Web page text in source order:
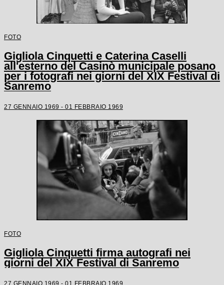
FOTO
Gigliola Cinquetti e Caterina Caselli
all'esterno del Casinò municipale posano
per i fotografi nei giorni del XIX Festival di
Sanremo
27 GENNAIO 1969 - 01 FEBBRAIO 1969
FOTO
Gigliola Cinquetti firma autografi nei
giorni del XIX Festival di Sanremo
27 GENNAIO 1969 - 01 FEBBRAIO 1969